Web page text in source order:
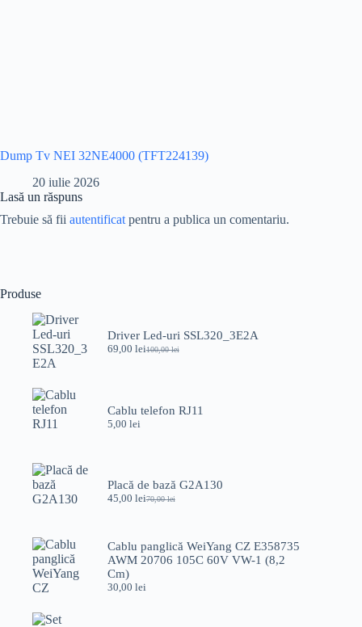
Dump Tv NEI 32NE4000 (TFT224139)
20 iulie 2026
Lasă un răspuns
Trebuie să fii autentificat pentru a publica un comentariu.
Produse
Driver Led-uri SSL320_3E2A
100,00lei
Prețul
100,00 lei.
69,00 leiPrețul
Cablu telefon RJ11
5,00 lei
Placă de bază G2A130
70,00lei
Prețul
fost:
70,00 lei.
45,00 leiPrețul
45,00 lei.
Cablu panglică WeiYang CZ E358735
AWM 20706 105C 60V VW-1 (8,2
Cm)
30,00 lei